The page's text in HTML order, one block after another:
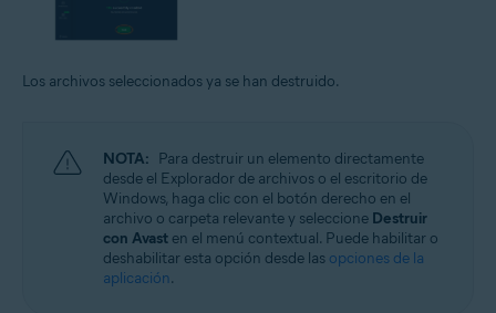
Los archivos seleccionados ya se han destruido.
NOTA: Para destruir un elemento directamente
desde el Explorador de archivos o el escritorio de
Windows, haga clic con el botón derecho en el
archivo o carpeta relevante y seleccione Destruir
con Avast en el menú contextual. Puede habilitar o
deshabilitar esta opción desde las opciones de la
aplicación.